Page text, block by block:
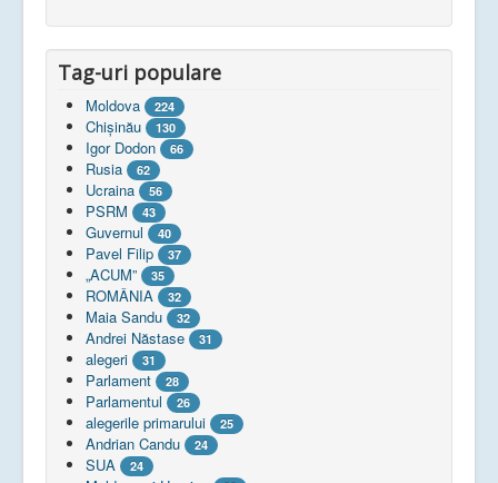
Tag-uri populare
Moldova 224
Chişinău 130
Igor Dodon 66
Rusia 62
Ucraina 56
PSRM 43
Guvernul 40
Pavel Filip 37
„ACUM” 35
ROMÂNIA 32
Maia Sandu 32
Andrei Năstase 31
alegeri 31
Parlament 28
Parlamentul 26
alegerile primarului 25
Andrian Candu 24
SUA 24